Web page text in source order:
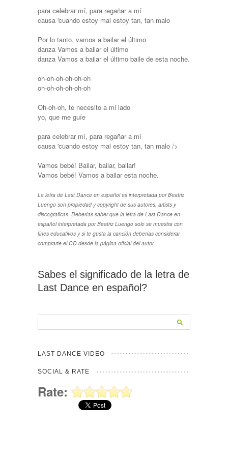
para celebrar mí, para regañar a mí
causa 'cuando estoy mal estoy tan, tan malo
Por lo tanto, vamos a bailar el último
danza Vamos a bailar el último
danza Vamos a bailar el último baile de esta noche.
oh-oh-oh-oh-oh-oh
oh-oh-oh-oh-oh-oh
Oh-oh-oh, te necesito a mi lado
yo, que me guíe
para celebrar mí, para regañar a mí
causa 'cuando estoy mal estoy tan, tan malo />
Vamos bebé! Bailar, bailar, bailar!
Vamos bebé! Vamos a bailar esta noche.
La letra de Last Dance en español es interpretada por Beatriz
Luengo son propiedad y copyright de sus autores, artists y
discograficas. Deberías saber que la letra de Last Dance en
español interpretada por Beatriz Luengo solo se muestra con
fines educativos y si te gusta la canción deberías considerar
comprarte el CD desde la página oficial del autor
Sabes el significado de la letra de
Last Dance en español?
LAST DANCE VIDEO
SOCIAL & RATE
Rate: